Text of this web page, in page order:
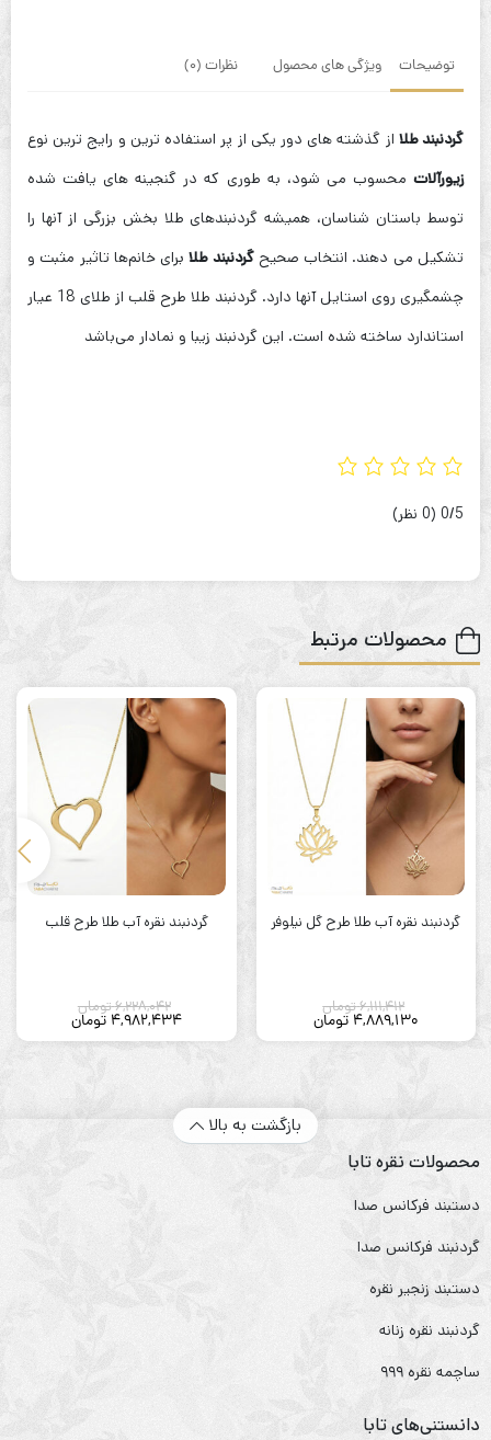
توضیحات ویژگی های محصول نظرات (0)
گردنبند طلا از گذشته های دور یکی از پر استفاده ترین و رایج ترین نوع
زیورآلات محسوب می شود، به طوری که در گنجینه های یافت شده
توسط باستان شناسان، همیشه گردنبندهای طلا بخش بزرگی از آنها را
تشکیل می دهند. انتخاب صحیحگردنبند طلابرای خانم‌ها تاثیر مثبت و
چشمگیری روی استایل آنها دارد. گردنبند طلا طرح قلب از طلای 18 عیار
استاندارد ساخته شده است. این گردنبند زیبا و نمادار می‌باشد
‫0/5 ‫(0 نظر)
محصولات مرتبط
گردنبند نقره آب طلا طرح گل نیلوفر
6,111,412تومان
4,889,130 تومان
گردنبند نقره آب طلا طرح قلب
6,228,042تومان
4,982,434 تومان
بازگشت به بالا
محصولات نقره تابا
دستبند فرکانس صدا
گردنبند فرکانس صدا
دستبند زنجیر نقره
گردنبند نقره زنانه
ساچمه نقره ۹۹۹
دانستنی‌های تابا